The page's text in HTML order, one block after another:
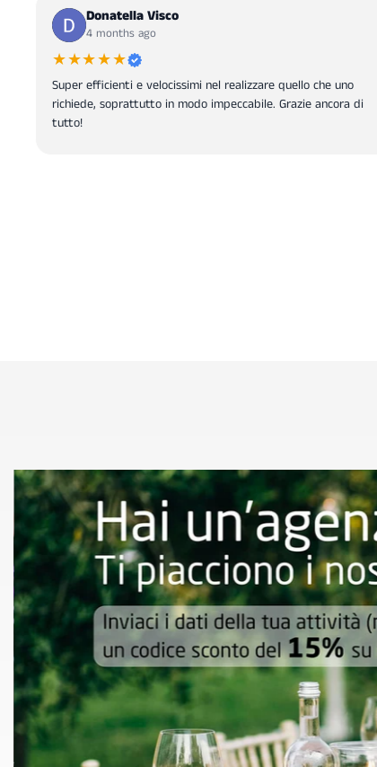
Donatella Visco
4 months ago
★★★★★
Super efficienti e velocissimi nel realizzare quello che uno
richiede, soprattutto in modo impeccabile. Grazie ancora di
tutto!